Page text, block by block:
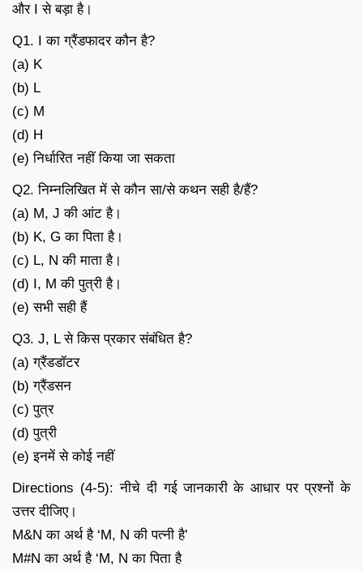
और I से बड़ा है।
Q1. I का ग्रैंडफादर कौन है?
(a) K
(b) L
(c) M
(d) H
(e) निर्धारित नहीं किया जा सकता
Q2. निम्नलिखित में से कौन सा/से कथन सही है/हैं?
(a) M, J की आंट है।
(b) K, G का पिता है।
(c) L, N की माता है।
(d) I, M की पुत्री है।
(e) सभी सही हैं
Q3. J, L से किस प्रकार संबंधित है?
(a) ग्रैंडडॉटर
(b) ग्रैंडसन
(c) पुत्र
(d) पुत्री
(e) इनमें से कोई नहीं
Directions (4-5): नीचे दी गई जानकारी के आधार पर प्रश्नों के
उत्तर दीजिए।
M&N का अर्थ है ‘M, N की पत्नी है’
M#N का अर्थ है ‘M, N का पिता है